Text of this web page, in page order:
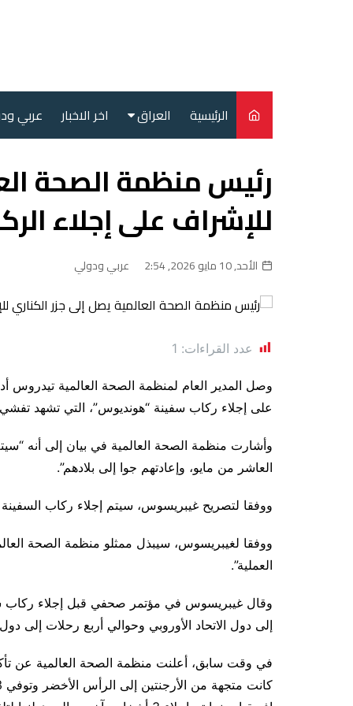
الرئيسية العراق
سياسة
محليات
اخر الاخبار عربي
رئيس منظمة الصحة
للإشراف على إجلاء
الأحد, 10 مايو 2026, 2:54 عربي ودولي
عدد القراءات: 1
وصل المدير العام لمنظمة الصحة العالمية تيدروس
على إجلاء ركاب سفينة “هونديوس”، التي تشهد تفشي
العاشر من مايو، وإعادتهم جوا إلى بلادهم”.
ووفقا لتصريح غيبريسوس، سيتم إجلاء ركاب السفينة على متن 10
ووفقا لغيبريسوس، سيبذل ممثلو منظمة الصحة
العملية”.
وقال غيبريسوس في مؤتمر صحفي قبل إجلاء ركاب
إلى دول الاتحاد الأوروبي وحوالي أربع رحلات إلى دول